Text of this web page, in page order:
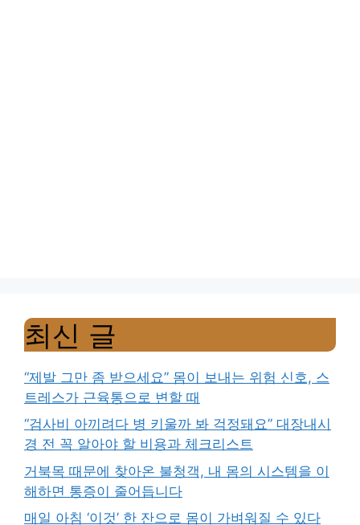
최신 글
“제발 그만 좀 받으세요” 몸이 보내는 위험 신호, 스
트레스가 근육통으로 변할 때
“검사비 아끼려다 병 키울까 봐 걱정돼요” 대장내시
경 전 꼭 알아야 할 비용과 체크리스트
거북목 때문에 찾아온 불청객, 내 몸의 시스템을 이
해하면 통증이 줄어듭니다
매일 아침 ‘이것’ 한 잔으로 몸이 가벼워질 수 있다